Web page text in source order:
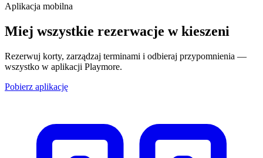
Aplikacja mobilna
Miej wszystkie rezerwacje w kieszeni
Rezerwuj korty, zarządzaj terminami i odbieraj przypomnienia —
wszystko w aplikacji Playmore.
Pobierz aplikację